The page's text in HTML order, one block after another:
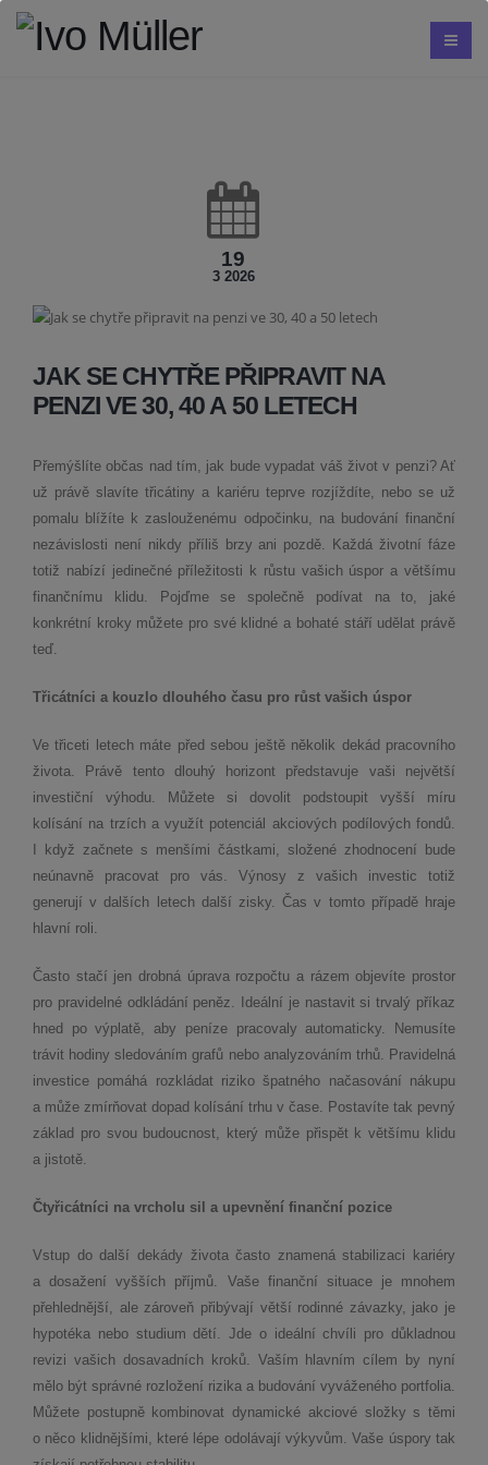
19
3 2026
JAK SE CHYTŘE PŘIPRAVIT NA
PENZI VE 30, 40 A 50 LETECH
Přemýšlíte občas nad tím, jak bude vypadat váš život v penzi? Ať
už právě slavíte třicátiny a kariéru teprve rozjíždíte, nebo se už
pomalu blížíte k zaslouženému odpočinku, na budování finanční
nezávislosti není nikdy příliš brzy ani pozdě. Každá životní fáze
totiž nabízí jedinečné příležitosti k růstu vašich úspor a většímu
finančnímu klidu. Pojďme se společně podívat na to, jaké
konkrétní kroky můžete pro své klidné a bohaté stáří udělat právě
teď.
Třicátníci a kouzlo dlouhého času pro růst vašich úspor
Ve třiceti letech máte před sebou ještě několik dekád pracovního
života. Právě tento dlouhý horizont představuje vaši největší
investiční výhodu. Můžete si dovolit podstoupit vyšší míru
kolísání na trzích a využít potenciál akciových podílových fondů.
I když začnete s menšími částkami, složené zhodnocení bude
neúnavně pracovat pro vás. Výnosy z vašich investic totiž
generují v dalších letech další zisky. Čas v tomto případě hraje
hlavní roli.
Často stačí jen drobná úprava rozpočtu a rázem objevíte prostor
pro pravidelné odkládání peněz. Ideální je nastavit si trvalý příkaz
hned po výplatě, aby peníze pracovaly automaticky. Nemusíte
trávit hodiny sledováním grafů nebo analyzováním trhů. Pravidelná
investice pomáhá rozkládat riziko špatného načasování nákupu
a může zmírňovat dopad kolísání trhu v čase. Postavíte tak pevný
základ pro svou budoucnost, který může přispět k většímu klidu
a jistotě.
Čtyřicátníci na vrcholu sil a upevnění finanční pozice
Vstup do další dekády života často znamená stabilizaci kariéry
a dosažení vyšších příjmů. Vaše finanční situace je mnohem
přehlednější, ale zároveň přibývají větší rodinné závazky, jako je
hypotéka nebo studium dětí. Jde o ideální chvíli pro důkladnou
revizi vašich dosavadních kroků. Vaším hlavním cílem by nyní
mělo být správné rozložení rizika a budování vyváženého portfolia.
Můžete postupně kombinovat dynamické akciové složky s těmi
o něco klidnějšími, které lépe odolávají výkyvům. Vaše úspory tak